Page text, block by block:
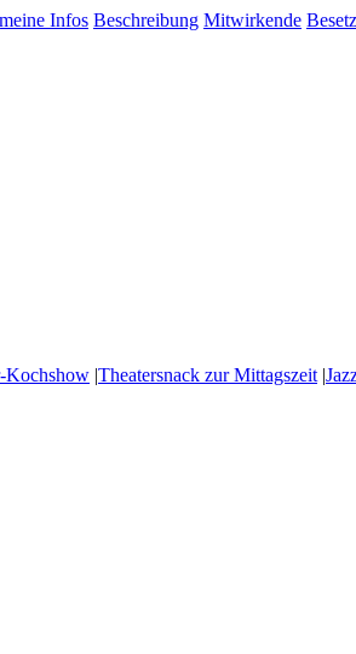
Infos Beschreibung Mitwirkende
Kochshow |Theatersnack zur Mittagszeit |